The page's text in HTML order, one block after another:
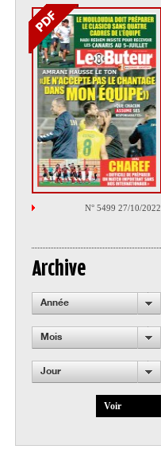
N° 5499 27/10/2022
Archive
Année
Mois
Jour
Voir